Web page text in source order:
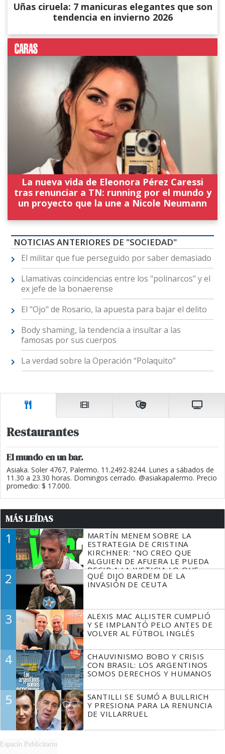
Uñas ciruela: 7 manicuras elegantes que son
tendencia en invierno 2026
La nueva vida de Eleonora Pérez Caressi
tras renunciar a TN: running por el mundo y
un proyecto que la une a Nicole Neumann
NOTICIAS ANTERIORES DE "SOCIEDAD"
El militar que fue perseguido por saber demasiado
Llamativas coincidencias entre los "polinarcos" y el
ex jefe de la bonaerense
El "Ojo" de Rosario, la apuesta para bajar el delito
Body shaming, la tendencia a insultar a las
famosas por sus cuerpos
La verdad sobre la Operación “Polaquito”
Restaurantes
El mundo en un bar.
Asiaka. Soler 4767, Palermo. 11.2492-8244. Lunes a sábados de
11.30 a 23.30 horas. Domingos cerrado. @asiakapalermo. Precio
promedio: $ 17.000.
MÁS LEÍDAS
1
MARTÍN MENEM SOBRE LA
ESTRATEGIA DE CRISTINA
KIRCHNER: "NO CREO QUE
ALGUIEN DE AFUERA LE PUEDA
DECIR A LA JUSTICIA LO QUE
TIENE QUE HACER"
2
QUÉ DIJO BARDEM DE LA
INVASIÓN DE CEUTA
3
ALEXIS MAC ALLISTER CUMPLIÓ
Y SE IMPLANTÓ PELO ANTES DE
VOLVER AL FÚTBOL INGLÉS
4
CHAUVINISMO BOBO Y CRISIS
CON BRASIL: LOS ARGENTINOS
SOMOS DERECHOS Y HUMANOS
5
SANTILLI SE SUMÓ A BULLRICH
Y PRESIONA PARA LA RENUNCIA
DE VILLARRUEL
Espacio Publicitario